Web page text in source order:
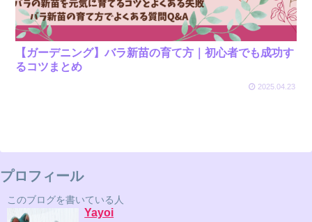
【ガーデニング】バラ新苗の育て方｜初心者でも成功す
るコツまとめ
2025.04.23
プロフィール
このブログを書いている人
Yayoi